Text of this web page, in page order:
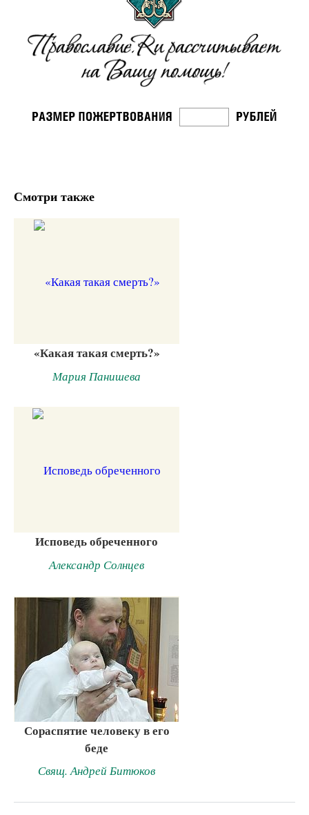
Смотри также
«Какая такая смерть?»
Мария Панишева
Исповедь обреченного
Александр Солнцев
Сораспятие человеку в его
беде
Свящ. Андрей Битюков